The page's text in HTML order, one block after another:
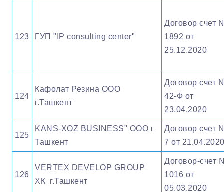
123 ГУП "IP consulting center"
Договор счет
1892 от
25.12.2020
124
Кафолат Резина ООО
г.Ташкент
Договор счет
42-Ф от
23.04.2020
125
KANS-XOZ BUSINESS" OOO г
Ташкент
Договор счет
7 от
126
VERTEX DEVELOP GROUP
ХК г.Ташкент
Договор-счет
1016 от
05.03.2020